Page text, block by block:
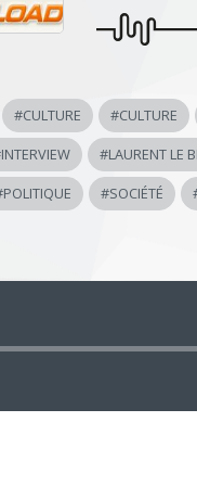
#CULTURE #CULTURE
INTERVIEW #LAURENT LE
POLITIQUE #SOCIÉTÉ